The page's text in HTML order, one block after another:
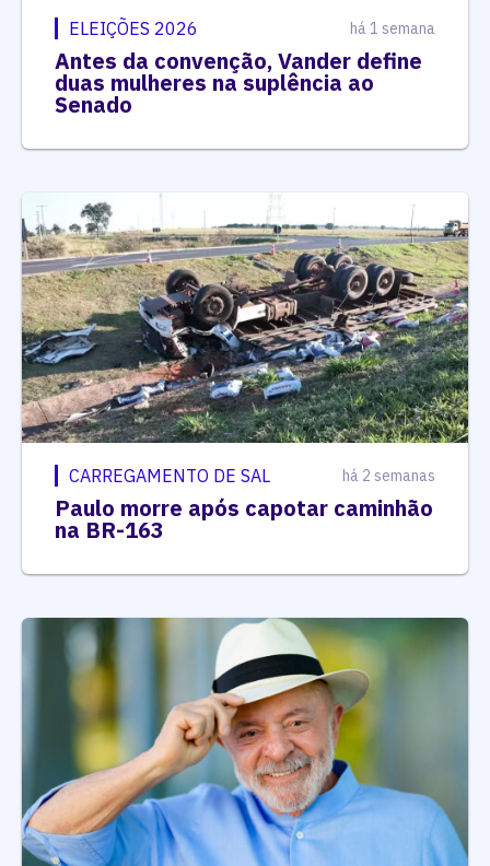
ELEIÇÕES 2026 há 1 semana
Antes da convenção, Vander define
duas mulheres na suplência ao
Senado
CARREGAMENTO DE SAL há 2 semanas
Paulo morre após capotar caminhão
na BR-163